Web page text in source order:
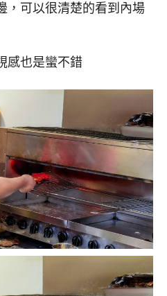
，可以很清楚的看到內場
感也是蠻不錯